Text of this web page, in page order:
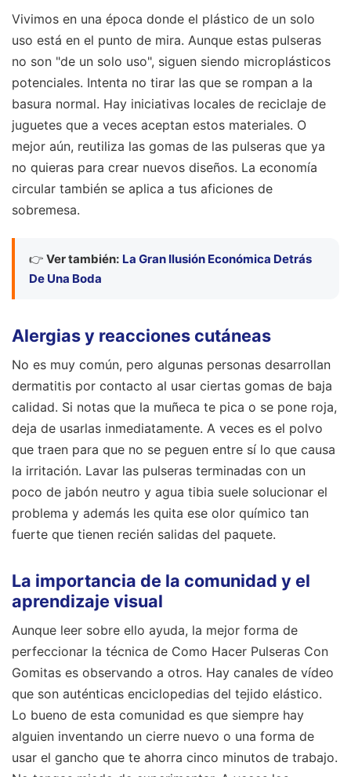
Vivimos en una época donde el plástico de un solo
uso está en el punto de mira. Aunque estas pulseras
no son "de un solo uso", siguen siendo microplásticos
potenciales. Intenta no tirar las que se rompan a la
basura normal. Hay iniciativas locales de reciclaje de
juguetes que a veces aceptan estos materiales. O
mejor aún, reutiliza las gomas de las pulseras que ya
no quieras para crear nuevos diseños. La economía
circular también se aplica a tus aficiones de
sobremesa.
👉 Ver también: La Gran Ilusión Económica Detrás
De Una Boda
Alergias y reacciones cutáneas
No es muy común, pero algunas personas desarrollan
dermatitis por contacto al usar ciertas gomas de baja
calidad. Si notas que la muñeca te pica o se pone roja,
deja de usarlas inmediatamente. A veces es el polvo
que traen para que no se peguen entre sí lo que causa
la irritación. Lavar las pulseras terminadas con un
poco de jabón neutro y agua tibia suele solucionar el
problema y además les quita ese olor químico tan
fuerte que tienen recién salidas del paquete.
La importancia de la comunidad y el
aprendizaje visual
Aunque leer sobre ello ayuda, la mejor forma de
perfeccionar la técnica de Como Hacer Pulseras Con
Gomitas es observando a otros. Hay canales de vídeo
que son auténticas enciclopedias del tejido elástico.
Lo bueno de esta comunidad es que siempre hay
alguien inventando un cierre nuevo o una forma de
usar el gancho que te ahorra cinco minutos de trabajo.